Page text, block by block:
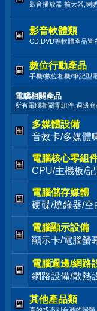
影音播放器,擴大器,喇
影音軟體類
CD,DVD等軟體產品皆
數位行動產品
手機/數位相機/筆記型
電腦相關產品
所有電腦相關零組件,週邊
多媒體設備
音效卡/多媒體
電腦核心零組
CPU/主機板/
電腦儲存媒體
硬碟/燒錄器/
電腦顯示設備
顯示卡/電腦螢
電腦週邊/網路
網路設備/散熱
其他產品類